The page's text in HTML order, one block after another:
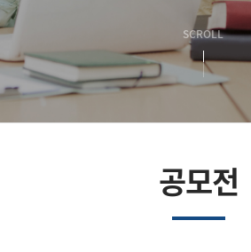
SCROLL
공모전